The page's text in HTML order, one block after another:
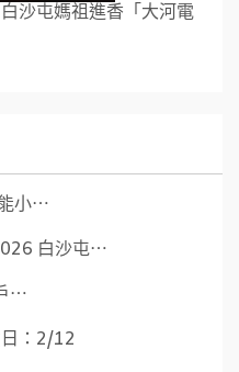
沙屯媽祖進香「大河電
小⋯
白沙屯⋯
⋯
：2/12